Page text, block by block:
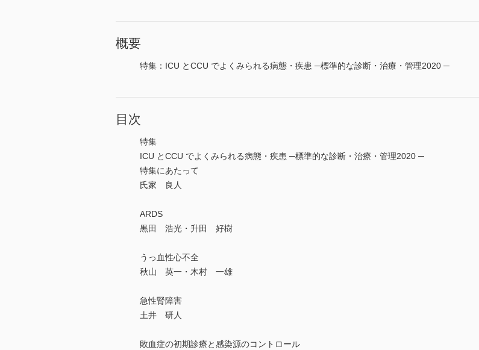
概要
特集：ICU とCCU でよくみられる病態・疾患 ─標準的な診断・治療・管理2020 ─
目次
特集
ICU とCCU でよくみられる病態・疾患 ─標準的な診断・治療・管理2020 ─
特集にあたって
氏家 良人
ARDS
黒田 浩光・升田 好樹
うっ血性心不全
秋山 英一・木村 一雄
急性腎障害
土井 研人
敗血症の初期診療と感染源のコントロール